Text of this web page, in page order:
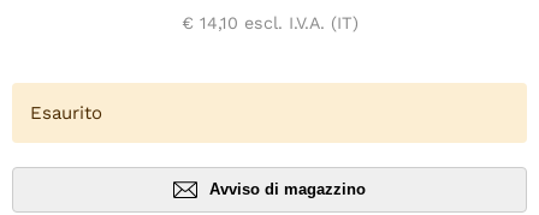
€ 14,10 escl. I.V.A. (IT)
Esaurito
Avviso di magazzino